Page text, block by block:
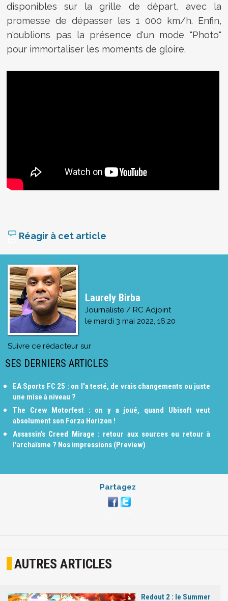
disponibles sur la grille de départ, avec la
promesse de dépasser les 1 000 km/h. Enfin,
n'oublions pas la présence d'un mode "Photo"
pour immortaliser les moments de gloire.
Réagir à cet article
Laurely Birba
Journaliste / RC Adjoint
le mardi 3 mai 2022, 16:20
Suivre ce rédacteur sur
SES DERNIERS ARTICLES
EA Sports FC 25 : on l'a testé, de vrais changements ou juste
une mise à niveau ?
The Crew Motorfest : on y a joué, quand Ubisoft veut
absolument son Forza Horizon !
Assassin’s Creed Mirage : retour aux sources ou retour à
l'archaïsme ? Nos impressions (Preview)
Partagez
AUTRES ARTICLES
Redout 2 : le Summer